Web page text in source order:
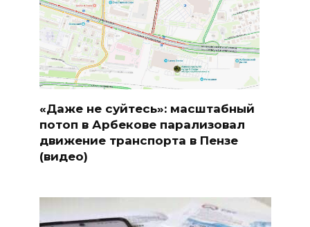
«Даже не суйтесь»: масштабный
потоп в Арбекове парализовал
движение транспорта в Пензе
(видео)